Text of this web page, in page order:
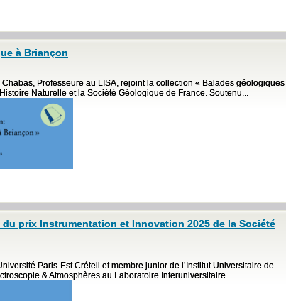
à Briançon
Professeure au LISA, rejoint la collection « Balades géologiques
Naturelle et la Société Géologique de France. Soutenu...
du prix Instrumentation et Innovation 2025 de la Société
Paris-Est Créteil et membre junior de l’Institut Universitaire de
& Atmosphères au Laboratoire Interuniversitaire...